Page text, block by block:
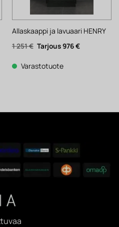
Allaskaappi ja lavuaari HENRY
1 251€ Alkuperäinen
hinta
1
251 €.
976€Nykyinen
Varastotuote